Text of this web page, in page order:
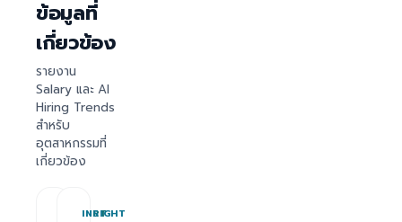
ข้อมูลที่
เกี่ยวข้อง
รายงาน
Salary และ AI
Hiring Trends
สำหรับ
อุตสาหกรรมที่
เกี่ยวข้อง
REPORT
INSIGHT